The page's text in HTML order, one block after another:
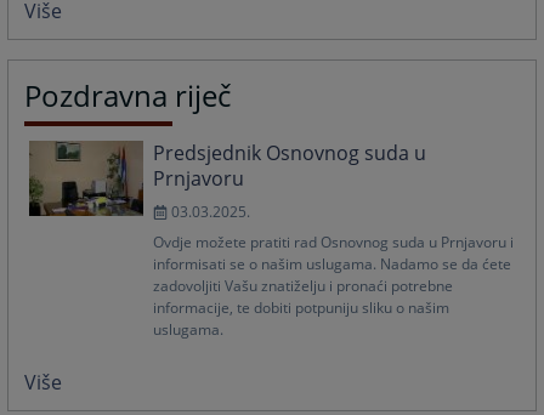
Više
Pozdravna riječ
Predsjednik Osnovnog suda u
Prnjavoru
03.03.2025.
Ovdje možete pratiti rad Osnovnog suda u Prnjavoru i
informisati se o našim uslugama. Nadamo se da ćete
zadovoljiti Vašu znatiželju i pronaći potrebne
informacije, te dobiti potpuniju sliku o našim
uslugama.
Više